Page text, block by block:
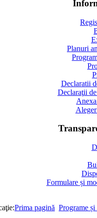
Planuri
Declaratii
Declaraţii
Formulare și
Prima pagină Programe și